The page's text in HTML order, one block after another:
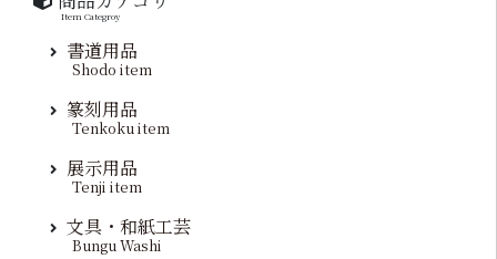
Item Categroy
書道用品
Shodo item
篆刻用品
Tenkoku item
展示用品
Tenji item
文具・和紙工芸
Bungu Washi